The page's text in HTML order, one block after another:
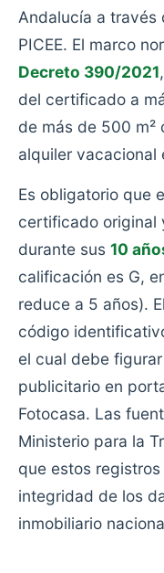
Andalucía a través
PICEE. El marco
Decreto 390/2021
del certificado a
de más de 500 m²
alquiler vacacional
Es obligatorio que
certificado original
durante sus 10
calificación es G,
reduce a 5 años).
código
el cual debe
publicitario en
Fotocasa. Las
Ministerio para la
que estos
integridad de los
inmobiliario